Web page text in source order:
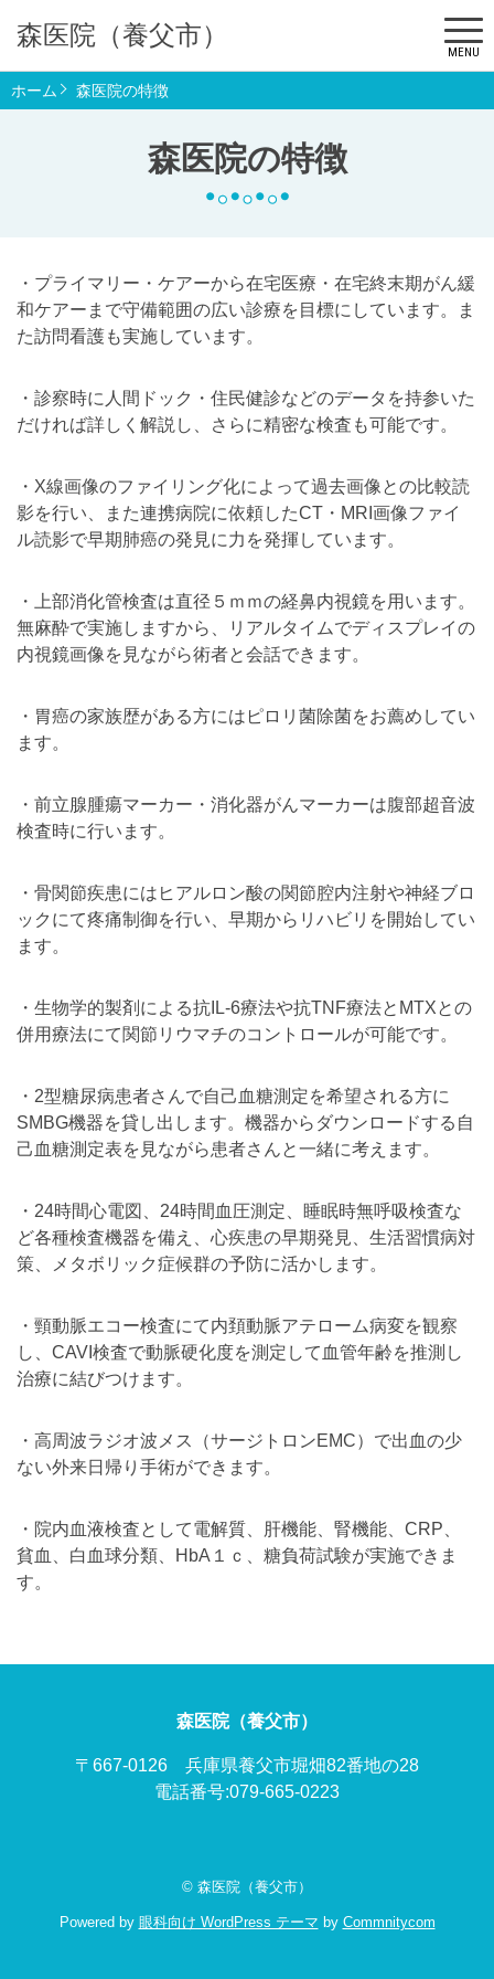
森医院（養父市）
MENU
森医院の特徴
ホーム 森医院の特徴
・プライマリー・ケアーから在宅医療・在宅終末期がん緩
和ケアーまで守備範囲の広い診療を目標にしています。ま
た訪問看護も実施しています。
・診察時に人間ドック・住民健診などのデータを持参いた
だければ詳しく解説し、さらに精密な検査も可能です。
・X線画像のファイリング化によって過去画像との比較読
影を行い、また連携病院に依頼したCT・MRI画像ファイ
ル読影で早期肺癌の発見に力を発揮しています。
・上部消化管検査は直径５ｍｍの経鼻内視鏡を用います。
無麻酔で実施しますから、リアルタイムでディスプレイの
内視鏡画像を見ながら術者と会話できます。
・胃癌の家族歴がある方にはピロリ菌除菌をお薦めしてい
ます。
・前立腺腫瘍マーカー・消化器がんマーカーは腹部超音波
検査時に行います。
・骨関節疾患にはヒアルロン酸の関節腔内注射や神経ブロ
ックにて疼痛制御を行い、早期からリハビリを開始してい
ます。
・生物学的製剤による抗IL-6療法や抗TNF療法とMTXとの
併用療法にて関節リウマチのコントロールが可能です。
・2型糖尿病患者さんで自己血糖測定を希望される方に
SMBG機器を貸し出します。機器からダウンロードする自
己血糖測定表を見ながら患者さんと一緒に考えます。
・24時間心電図、24時間血圧測定、睡眠時無呼吸検査な
ど各種検査機器を備え、心疾患の早期発見、生活習慣病対
策、メタボリック症候群の予防に活かします。
・頸動脈エコー検査にて内頚動脈アテローム病変を観察
し、CAVI検査で動脈硬化度を測定して血管年齢を推測し
治療に結びつけます。
・高周波ラジオ波メス（サージトロンEMC）で出血の少
ない外来日帰り手術ができます。
・院内血液検査として電解質、肝機能、腎機能、CRP、
貧血、白血球分類、HbA１ｃ、糖負荷試験が実施できま
す。
森医院（養父市）
〒667-0126 兵庫県養父市堀畑82番地の28
電話番号:079-665-0223
© 森医院（養父市）
Powered by 眼科向け WordPress テーマ by Commnitycom